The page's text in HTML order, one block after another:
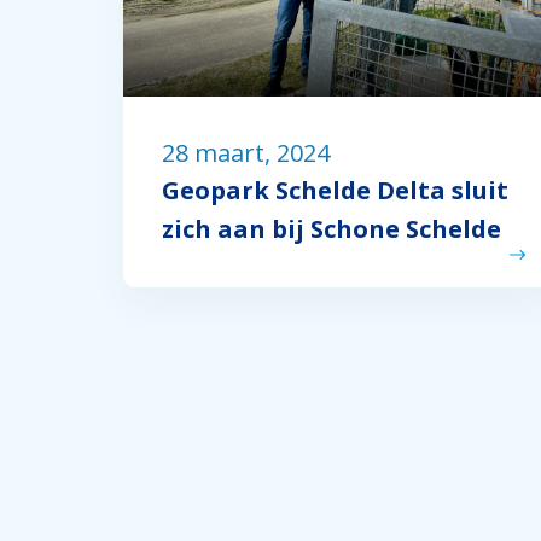
28 maart, 2024
Geopark Schelde Delta sluit
zich aan bij Schone Schelde